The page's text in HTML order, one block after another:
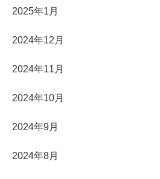
2025年1月
2024年12月
2024年11月
2024年10月
2024年9月
2024年8月